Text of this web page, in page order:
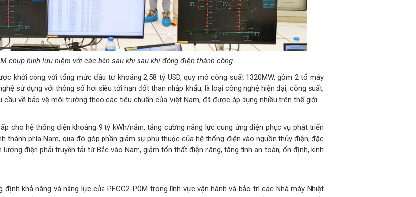
chụp hình lưu niệm với các bên sau khi sau khi đóng điện thành công.
khởi công với tổng mức đầu tư khoảng 2,58 tỷ USD, quy mô công suất 1320MW, gồm 2 tổ máy
sử dụng với thông số hơi siêu tới hạn đốt than nhập khẩu, là loại công nghệ hiện đại, công suất,
về bảo vệ môi trường theo các tiêu chuẩn của Việt Nam, đã được áp dụng nhiều trên thế giới.
cho hệ thống điện khoảng 9 tỷ kWh/năm, tăng cường năng lực cung ứng điện phục vụ phát triển
thành phía Nam, qua đó góp phần giảm sự phụ thuộc của hệ thống điện vào nguồn thủy điện, đặc
điện phải truyền tải từ Bắc vào Nam, giảm tổn thất điện năng, tăng tính an toàn, ổn định, kinh
khả năng và năng lực của PECC2-POM trong lĩnh vực vận hành và bảo trì các Nhà máy Nhiệt